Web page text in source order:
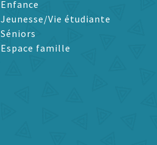
Enfance
Jeunesse/Vie étudiante
Séniors
Espace famille